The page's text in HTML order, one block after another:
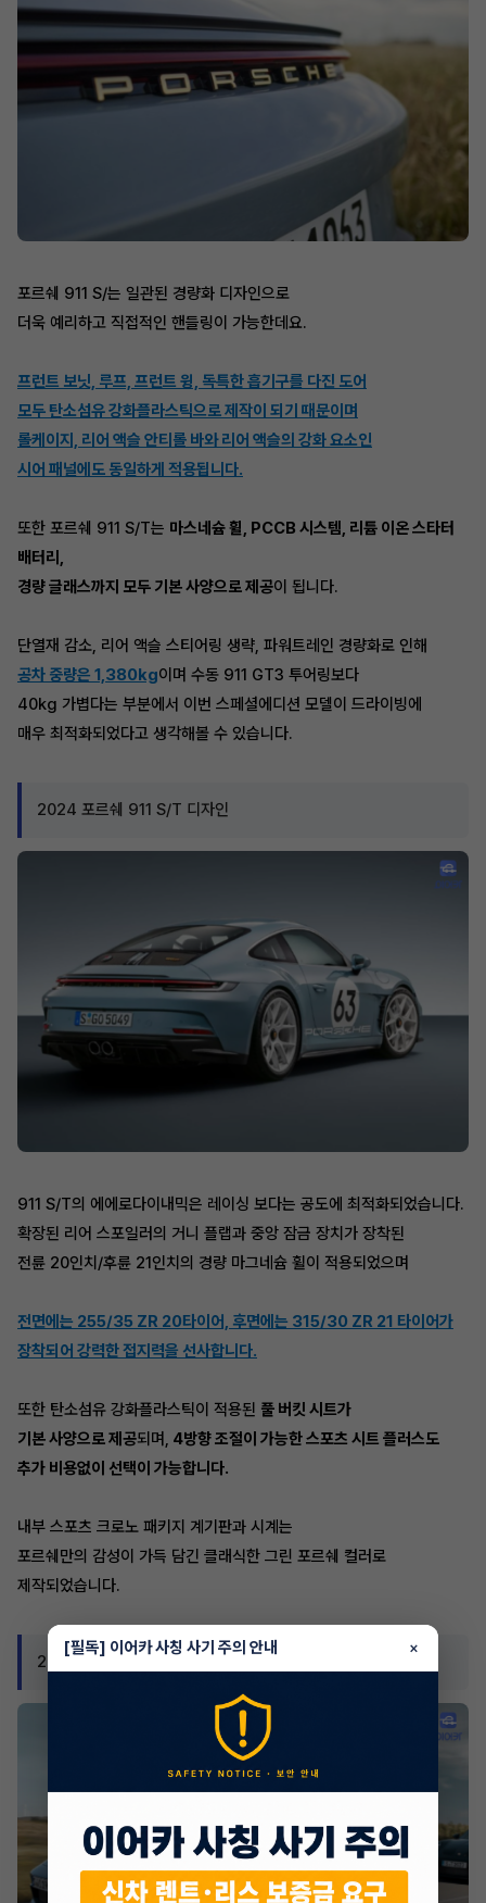
포르쉐 911 S/는 일관된 경량화 디자인으로
더욱 예리하고 직접적인 핸들링이 가능한데요.
프런트 보닛, 루프, 프런트 윙, 독특한 흡기구를 다진 도어
모두 탄소섬유 강화플라스틱으로 제작이 되기 때문이며
롤케이지, 리어 액슬 안티롤 바와 리어 액슬의 강화 요소인
시어 패널에도 동일하게 적용됩니다.
또한 포르쉐 911 S/T는 마스네슘 휠, PCCB 시스템, 리튬 이온 스타터
배터리,
경량 글래스까지 모두 기본 사양으로 제공이 됩니다.
단열재 감소, 리어 액슬 스티어링 생략, 파워트레인 경량화로 인해
공차 중량은 1,380kg이며 수동 911 GT3 투어링보다
40kg 가볍다는 부분에서 이번 스페셜에디션 모델이 드라이빙에
매우 최적화되었다고 생각해볼 수 있습니다.
2024 포르쉐 911 S/T 디자인
911 S/T의 에에로다이내믹은 레이싱 보다는 공도에 최적화되었습니다.
확장된 리어 스포일러의 거니 플랩과 중앙 잠금 장치가 장착된
전륜 20인치/후륜 21인치의 경량 마그네슘 휠이 적용되었으며
전면에는 255/35 ZR 20타이어, 후면에는 315/30 ZR 21 타이어가
장착되어 강력한 접지력을 선사합니다.
또한 탄소섬유 강화플라스틱이 적용된 풀 버킷 시트가
기본 사양으로 제공되며, 4방향 조절이 가능한 스포츠 시트 플러스도
추가 비용없이 선택이 가능합니다.
내부 스포츠 크로노 패키지 계기판과 시계는
포르쉐만의 감성이 가득 담긴 클래식한 그린 포르쉐 컬러로
제작되었습니다.
2024 포르쉐 911 S/T 디자인 포토
[필독] 이어카 사칭 사기 주의 안내 ×